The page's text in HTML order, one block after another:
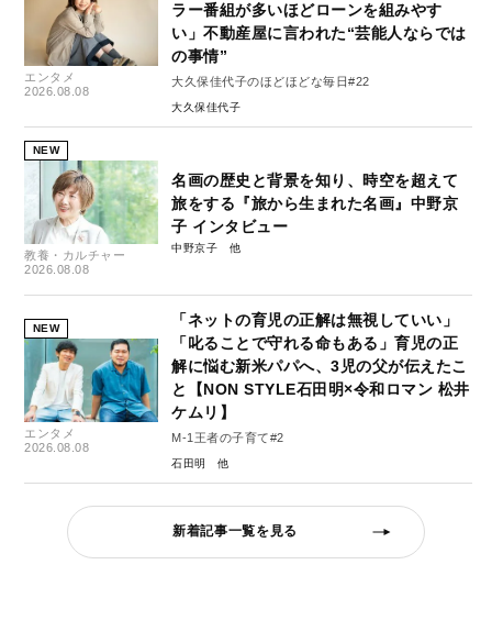
エンタメ
2026.08.08
ラー番組が多いほどローンを組みやす
い」不動産屋に言われた“芸能人ならでは
の事情”
大久保佳代子のほどほどな毎日#22
大久保佳代子
NEW
教養・カルチャー
2026.08.08
名画の歴史と背景を知り、時空を超えて
旅をする『旅から生まれた名画』中野京
子 インタビュー
中野京子
NEW
エンタメ
2026.08.08
「ネットの育児の正解は無視していい」
「叱ることで守れる命もある」育児の正
解に悩む新米パパへ、3児の父が伝えたこ
と【NON STYLE石田明×令和ロマン 松井
ケムリ】
M-1王者の子育て#2
石田明
新着記事一覧を見る